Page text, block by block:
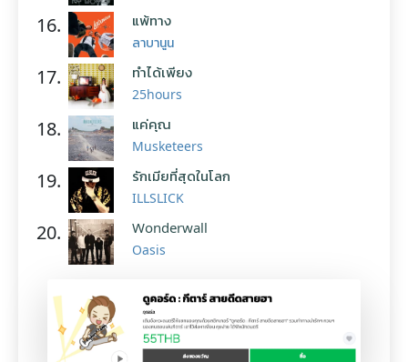
16. แพ้ทาง
ลาบานูน
17. ทำได้เพียง
25hours
18. แค่คุณ
Musketeers
19. รักเมียที่สุดในโลก
ILLSLICK
20. Wonderwall
Oasis